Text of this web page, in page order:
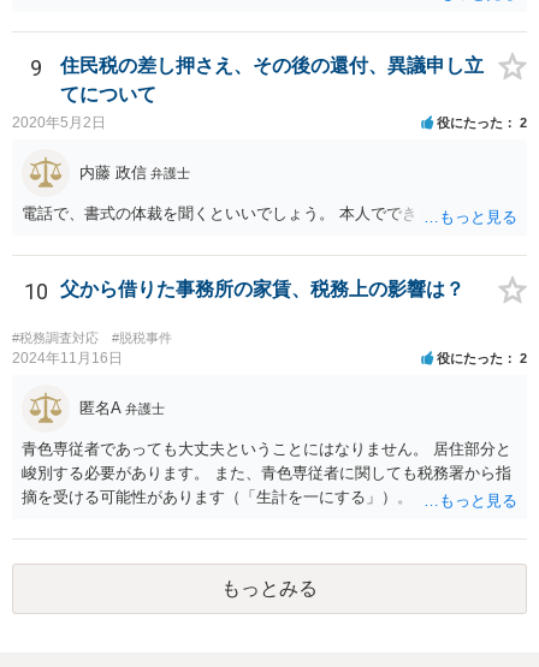
とをお勧めいたします。
9
住民税の差し押さえ、その後の還付、異議申し立
てについて
2020年5月2日 役にたった 2
内藤 政信 弁護士
電話で、書式の体裁を聞くといいでしょう。 本人でできますね。
10 父から借りた事務所の家賃、税務上の影響は？
#税務調査対応 #脱税事件
2024年11月16日 役にたった 2
匿名A 弁護士
青色専従者であっても大丈夫ということにはなりません。 居住部分と
峻別する必要があります。 また、青色専従者に関しても税務署から指
摘を受ける可能性があります（「生計を一にする」）。
もっとみる